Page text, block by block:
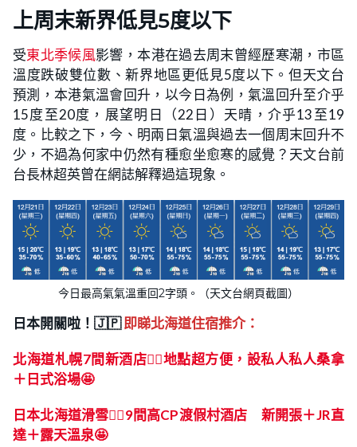
上周末新界低見5度以下
受東北季候風影響，本港在過去周末曾經歷寒潮，市區
溫度跌破雙位數、新界地區更低見5度以下。但天文台
預測，本港氣溫會回升，以今日為例，氣溫回升至介乎
15度至20度，展望明日（22日）天晴，介乎13至19
度。比較之下，今、明兩日氣溫與過去一個周末回升不
少，不過為何家中仍然有種愈坐愈寒的感覺？天文台前
台長林超英曾在網誌解釋過這現象。
今日最高氣氣溫重回2字頭。（天文台網頁截圖）
日本開關啦！🇯🇵 即睇北海道住宿推介：
北海道札幌7間新酒店👍🏻地點超方便，設私人私人桑拿
＋日式浴場🤩
日本北海道滑雪👍🏻9間高CP渡假村酒店 新開張＋JR直
達＋露天溫泉🤩